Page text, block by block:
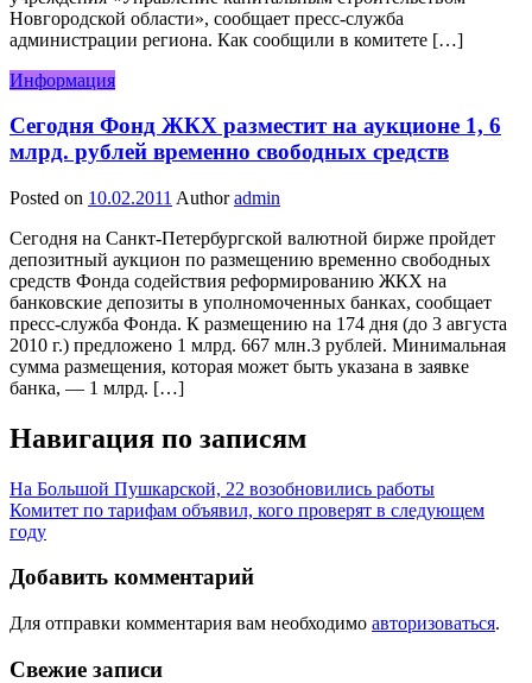
Новгородской области», сообщает пресс-служба
администрации региона. Как сообщили в комитете […]
Информация
Сегодня Фонд ЖКХ разместит на аукционе 1, 6
млрд. рублей временно свободных средств
Posted on 10.02.2011 Author admin
Сегодня на Санкт-Петербургской валютной бирже пройдет
депозитный аукцион по размещению временно свободных
средств Фонда содействия реформированию ЖКХ на
банковские депозиты в уполномоченных банках, сообщает
пресс-служба Фонда. К размещению на 174 дня (до 3 августа
2010 г.) предложено 1 млрд. 667 млн.3 рублей. Минимальная
сумма размещения, которая может быть указана в заявке
банка, — 1 млрд. […]
Навигация по записям
На Большой Пушкарской, 22 возобновились работы
Комитет по тарифам объявил, кого проверят в следующем
году
Добавить комментарий
Для отправки комментария вам необходимо авторизоваться.
Свежие записи